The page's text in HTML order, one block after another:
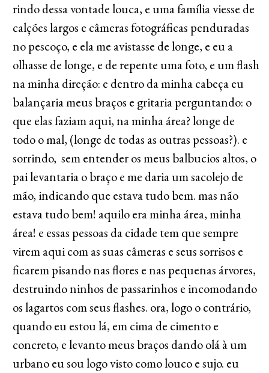
rindo dessa vontade louca, e uma família viesse de
calções largos e câmeras fotográficas penduradas
no pescoço, e ela me avistasse de longe, e eu a
olhasse de longe, e de repente uma foto, e um flash
na minha direção: e dentro da minha cabeça eu
balançaria meus braços e gritaria perguntando: o
que elas faziam aqui, na minha área? longe de
todo o mal, (longe de todas as outras pessoas?). e
sorrindo, sem entender os meus balbucios altos, o
pai levantaria o braço e me daria um sacolejo de
mão, indicando que estava tudo bem. mas não
estava tudo bem! aquilo era minha área, minha
área! e essas pessoas da cidade tem que sempre
virem aqui com as suas câmeras e seus sorrisos e
ficarem pisando nas flores e nas pequenas árvores,
destruindo ninhos de passarinhos e incomodando
os lagartos com seus flashes. ora, logo o contrário,
quando eu estou lá, em cima de cimento e
concreto, e levanto meus braços dando olá à um
urbano eu sou logo visto como louco e sujo. eu